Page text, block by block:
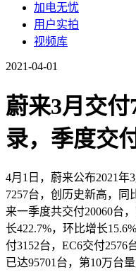
加电无忧
用户实拍
视频库
2021-04-01
蔚来3月交付
录，季度交
4月1日，蔚来公布2021
7257台，创历史新高，同
来一季度共交付20060台
长422.7%，环比增长
付3152台，EC6交付2576
已达95701台，第10万台